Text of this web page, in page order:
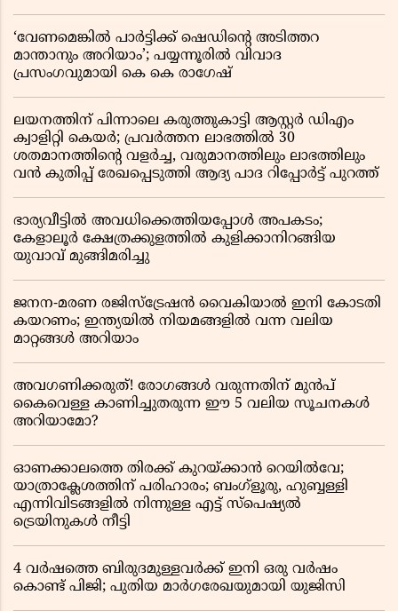
‘വേണമെങ്കിൽ പാർട്ടിക്ക് ഷെഡിൻ്റെ അടിത്തറ
മാന്താനും അറിയാം’; പയ്യന്നൂരിൽ വിവാദ
പ്രസംഗവുമായി കെ കെ രാഗേഷ്
ലയനത്തിന് പിന്നാലെ കരുത്തുകാട്ടി ആസ്റ്റർ ഡിഎം
ക്വാളിറ്റി കെയർ; പ്രവർത്തന ലാഭത്തിൽ 30
ശതമാനത്തിൻ്റെ വളർച്ച, വരുമാനത്തിലും ലാഭത്തിലും
വൻ കുതിപ്പ് രേഖപ്പെടുത്തി ആദ്യ പാദ റിപ്പോർട്ട് പുറത്ത്
ഭാര്യവീട്ടിൽ അവധിക്കെത്തിയപ്പോൾ അപകടം;
കേളാലൂർ ക്ഷേത്രക്കുളത്തിൽ കുളിക്കാനിറങ്ങിയ
യുവാവ് മുങ്ങിമരിച്ചു
ജനന-മരണ രജിസ്ട്രേഷൻ വൈകിയാൽ ഇനി കോടതി
കയറണം; ഇന്ത്യയിൽ നിയമങ്ങളിൽ വന്ന വലിയ
മാറ്റങ്ങൾ അറിയാം
അവഗണിക്കരുത്! രോഗങ്ങൾ വരുന്നതിന് മുൻപ്
കൈവെള്ള കാണിച്ചുതരുന്ന ഈ 5 വലിയ സൂചനകൾ
അറിയാമോ?
ഓണക്കാലത്തെ തിരക്ക് കുറയ്ക്കാൻ റെയിൽവേ;
യാത്രാക്ലേശത്തിന് പരിഹാരം; ബംഗ്ളൂരു, ഹുബ്ബള്ളി
എന്നിവിടങ്ങളിൽ നിന്നുള്ള എട്ട് സ്പെഷ്യൽ
ട്രെയിനുകൾ നീട്ടി
4 വർഷത്തെ ബിരുദമുള്ളവർക്ക് ഇനി ഒരു വർഷം
കൊണ്ട് പിജി; പുതിയ മാർഗരേഖയുമായി യുജിസി